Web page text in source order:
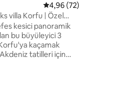
107 değerlendirme
5 üzerinden
4,96 (72)
villa Korfu | Özel
kesici panoramik
bu büyüleyici 3
kaçamak
tatilleri için